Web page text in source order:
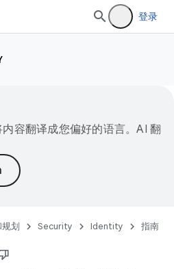
登录
容翻译成您偏好的语言。AI 翻
划 Security Identity 指南